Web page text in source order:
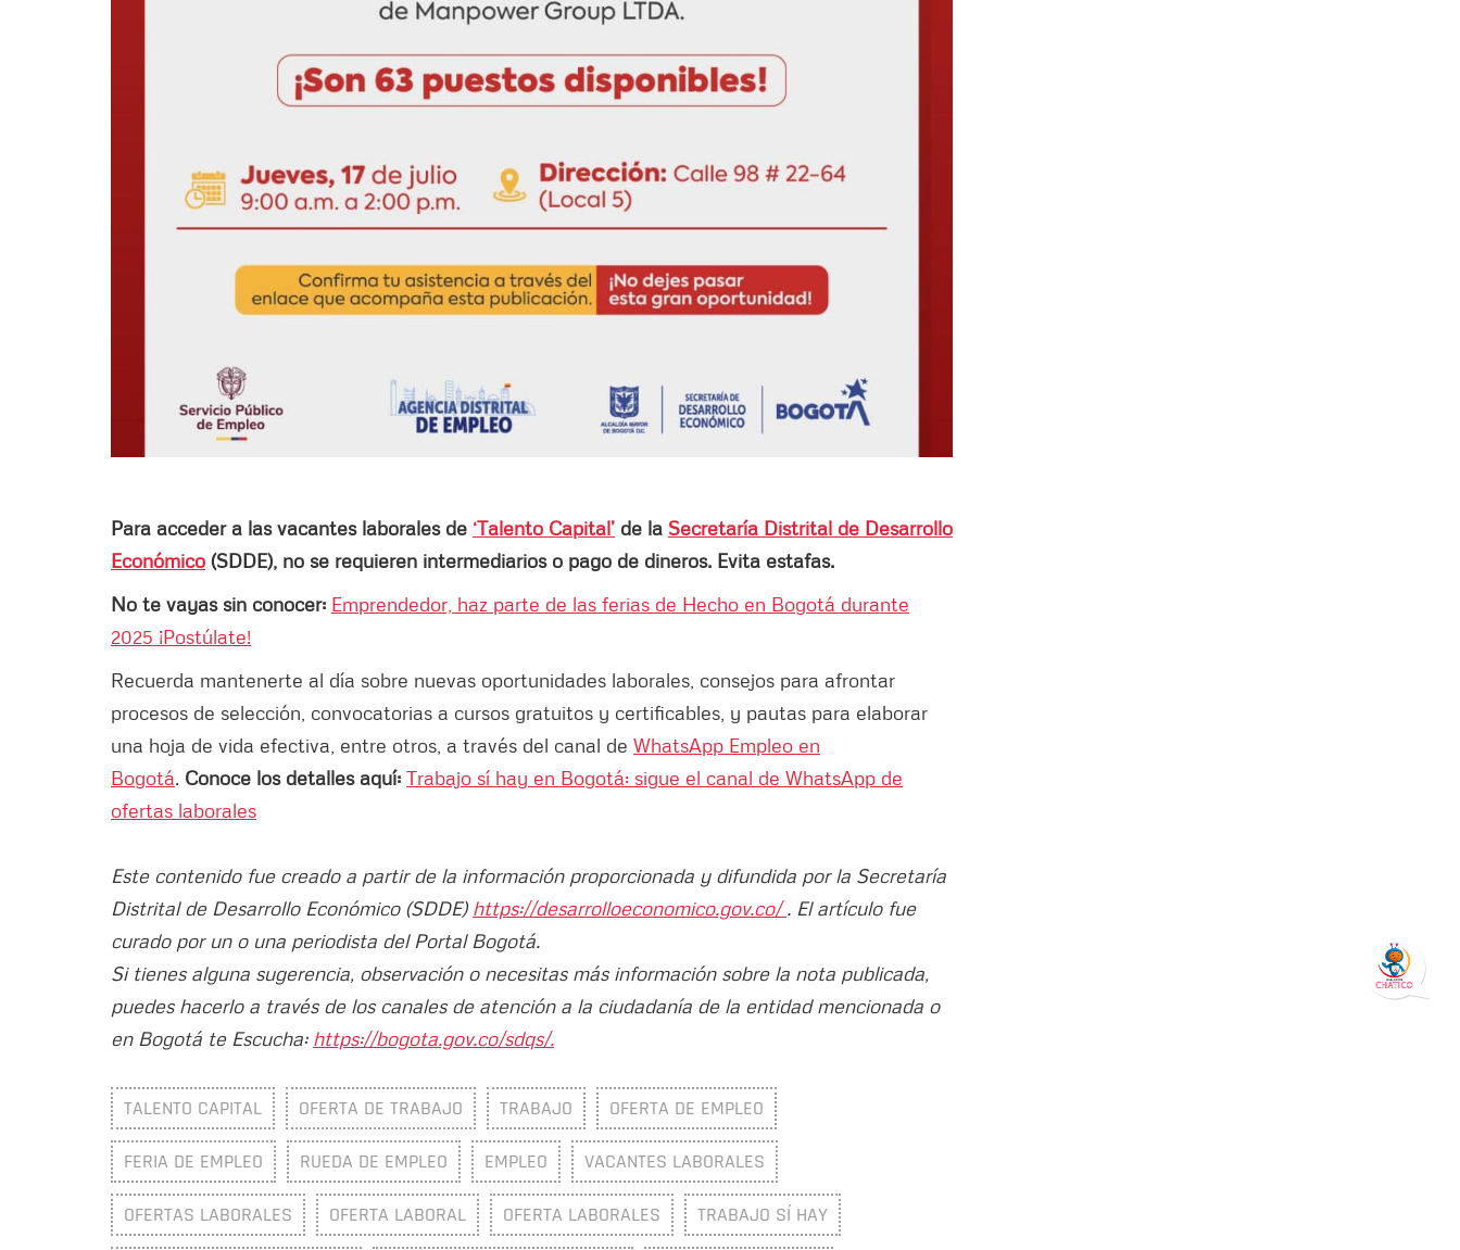
Para acceder a las vacantes laborales de ‘Talento Capital’ de la Secretaría Distrital de Desarrollo
Económico (SDDE), no se requieren intermediarios o pago de dineros. Evita estafas.
No te vayas sin conocer: Emprendedor, haz parte de las ferias de Hecho en Bogotá durante
2025 ¡Postúlate!
Recuerda mantenerte al día sobre nuevas oportunidades laborales, consejos para afrontar
procesos de selección, convocatorias a cursos gratuitos y certificables, y pautas para elaborar
una hoja de vida efectiva, entre otros, a través del canal de WhatsApp Empleo en
Bogotá. Conoce los detalles aquí: Trabajo sí hay en Bogotá: sigue el canal de WhatsApp de
ofertas laborales
Este contenido fue creado a partir de la información proporcionada y difundida por la Secretaría
Distrital de Desarrollo Económico (SDDE) https://desarrolloeconomico.gov.co/. El artículo fue
curado por un o una periodista del Portal Bogotá.
Si tienes alguna sugerencia, observación o necesitas más información sobre la nota publicada,
puedes hacerlo a través de los canales de atención a la ciudadanía de la entidad mencionada o
en Bogotá te Escucha: https://bogota.gov.co/sdqs/.
TALENTO CAPITAL OFERTA DE TRABAJO TRABAJO OFERTA DE EMPLEO
FERIA DE EMPLEO RUEDA DE EMPLEO EMPLEO VACANTES LABORALES
OFERTAS LABORALES OFERTA LABORAL OFERTA LABORALES TRABAJO SÍ HAY